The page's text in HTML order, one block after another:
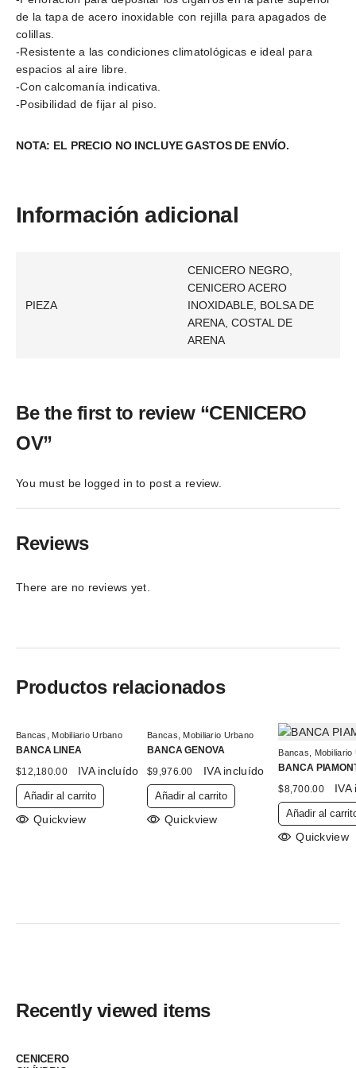
de la tapa de acero inoxidable con rejilla para apagados de
colillas.
-Resistente a las condiciones climatológicas e ideal para
espacios al aire libre.
-Con calcomanía indicativa.
-Posibilidad de fijar al piso.
NOTA: EL PRECIO NO INCLUYE GASTOS DE ENVÍO.
Información adicional
PIEZA
CENICERO NEGRO,
CENICERO ACERO
INOXIDABLE, BOLSA DE
ARENA, COSTAL DE
ARENA
Be the first to review “CENICERO
OV”
You must be logged in to post a review.
Reviews
There are no reviews yet.
Productos relacionados
Bancas , Mobiliario Urbano
BANCA LINEA
$12,180.00 IVA incluído
Añadir al carrito
Quickview
Bancas, Mobiliario Urbano
BANCA GENOVA
$9,976.00 IVA incluído
Añadir al carrito
Quickview
Bancas, Mobiliario
BANCA
$8,700.00 IVA
Añadir al
Quickview
Recently viewed items
CENICERO